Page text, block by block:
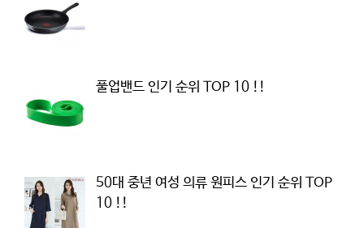
풀업밴드 인기 순위 TOP 10 !!
50대 중년 여성 의류 원피스 인기 순위 TOP
10 !!